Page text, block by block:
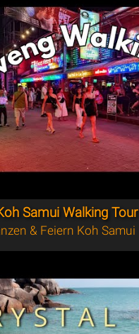
Samui Walking Tour
& Feiern Koh Samui